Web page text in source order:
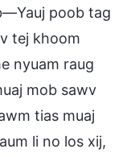
poob tag
tej khoom
nyuam raug
mob sawv
tias muaj
li no los xij,